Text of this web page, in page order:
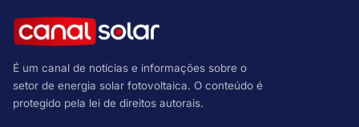
É um canal de notícias e informações sobre o
setor de energia solar fotovoltaica. O conteúdo é
protegido pela lei de direitos autorais.